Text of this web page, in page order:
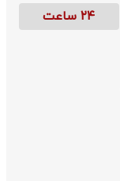
۲۴ ساعت